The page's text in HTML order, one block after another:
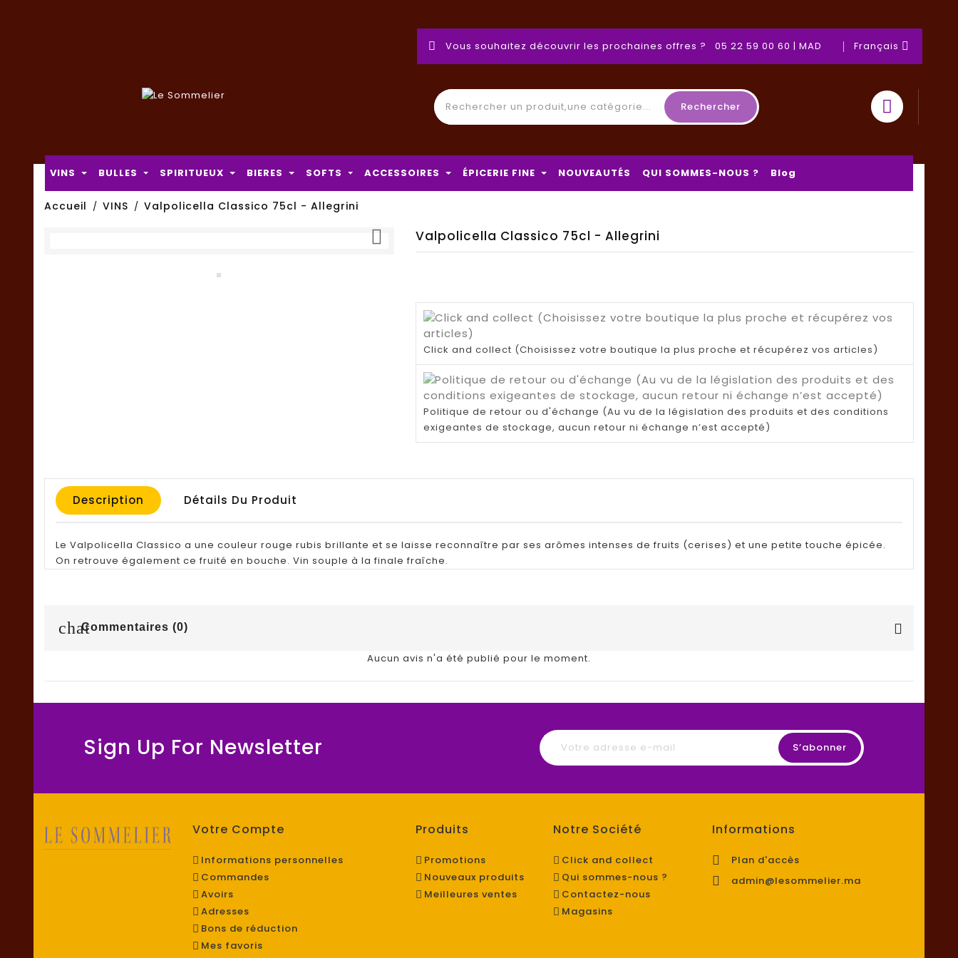
Vous souhaitez découvrir les prochaines offres ? 05 22 59 00 60 | MAD Français 
Rechercher
VINS BULLES SPIRITUEUX BIERES SOFTS ACCESSOIRES ÉPICERIE FINE NOUVEAUTÉS QUI SOMMES-NOUS ? Blog
Accueil VINS Valpolicella Classico 75cl - Allegrini
 Valpolicella Classico 75cl - Allegrini
Click and collect (Choisissez votre boutique la plus proche et récupérez vos articles)
Politique de retour ou d'échange (Au vu de la législation des produits et des conditions
exigeantes de stockage, aucun retour ni échange n’est accepté)
Description Détails Du Produit
Le Valpolicella Classico a une couleur rouge rubis brillante et se laisse reconnaître par ses arômes intenses de fruits (cerises) et une petite touche épicée.
On retrouve également ce fruité en bouche. Vin souple à la finale fraîche.
chatCommentaires (0)
Aucun avis n'a été publié pour le moment.
Sign Up For Newsletter
Votre Compte
Informations personnelles
Commandes
Avoirs
Adresses
Bons de réduction
Mes favoris
Produits
Promotions
Nouveaux produits
Meilleures ventes
Notre Société
Click and collect
Qui sommes-nous ?
Contactez-nous
Magasins
Informations
 Plan d'accès
 admin@lesommelier.ma